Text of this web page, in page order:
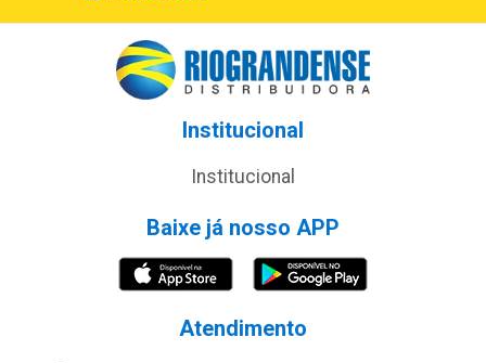
Institucional
Institucional
Baixe já nosso APP
Atendimento